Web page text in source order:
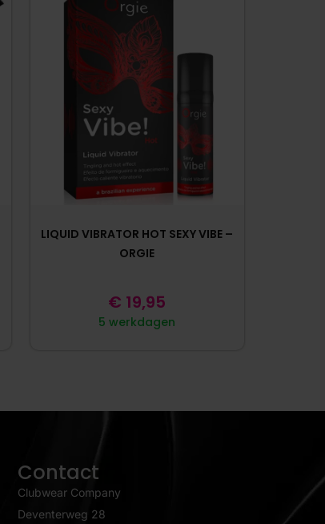
LIQUID VIBRATOR HOT SEXY VIBE –
ORGIE
5 werkdagen
€ 19,95
Contact
Clubwear Company
Deventerweg 28